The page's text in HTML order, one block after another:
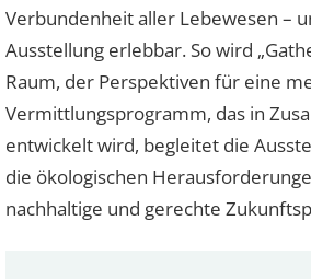
Verbundenheit aller Lebewesen –
Ausstellung erlebbar. So wird
Raum, der Perspektiven für eine
Vermittlungsprogramm, das in
entwickelt wird, begleitet die
die ökologischen
nachhaltige und gerechte